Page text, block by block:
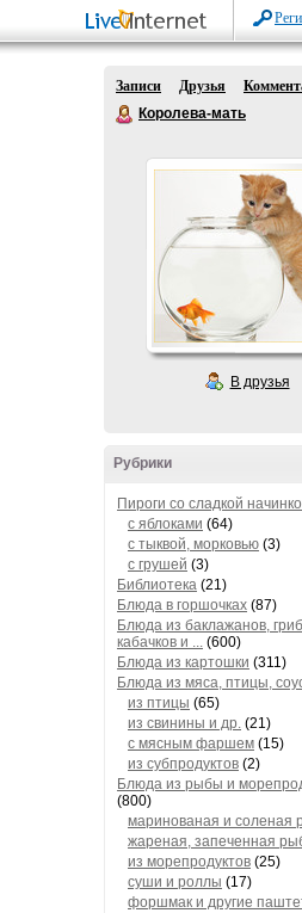
Записи Друзья
Королева-мать
В друзья
Рубрики
Пироги со сладкой
с яблоками (64)
с тыквой, морковью (3)
с грушей (3)
Библиотека (21)
Блюда в горшочках (87)
Блюда из баклажанов,
кабачков и ... (600)
Блюда из картошки (311)
Блюда из мяса, птицы,
из птицы (65)
из свинины и др. (21)
с мясным фаршем (15)
из субпродуктов (2)
Блюда из рыбы и
(800)
маринованая и соленая
жареная, запеченная
из морепродуктов (25)
суши и роллы (17)
форшмак и другие